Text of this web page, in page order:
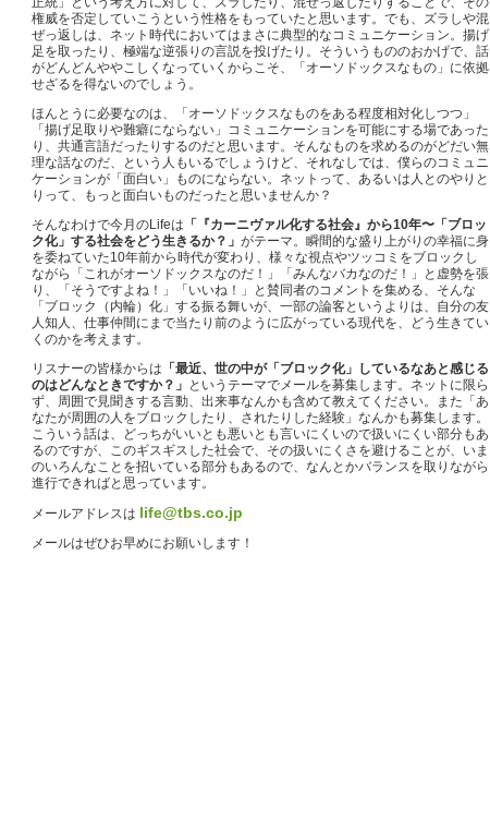
権威を否定していこうという性格をもっていたと思います。でも、ズラしや混
ぜっ返しは、ネット時代においてはまさに典型的なコミュニケーション。揚げ
足を取ったり、極端な逆張りの言説を投げたり。そういうもののおかげで、話
がどんどんややこしくなっていくからこそ、「オーソドックスなもの」に依拠
せざるを得ないのでしょう。
ほんとうに必要なのは、「オーソドックスなものをある程度相対化しつつ」
「揚げ足取りや難癖にならない」コミュニケーションを可能にする場であった
り、共通言語だったりするのだと思います。そんなものを求めるのがどだい無
理な話なのだ、という人もいるでしょうけど、それなしでは、僕らのコミュニ
ケーションが「面白い」ものにならない。ネットって、あるいは人とのやりと
りって、もっと面白いものだったと思いませんか？
そんなわけで今月のLifeは 「『カーニヴァル化する社会』から10年〜「ブロッ
ク化」する社会をどう生きるか？」 がテーマ。瞬間的な盛り上がりの幸福に身
を委ねていた10年前から時代が変わり、様々な視点やツッコミをブロックし
ながら「これがオーソドックスなのだ！」「みんなバカなのだ！」と虚勢を張
り、「そうですよね！」「いいね！」と賛同者のコメントを集める、そんな
「ブロック（内輪）化」する振る舞いが、一部の論客というよりは、自分の友
人知人、仕事仲間にまで当たり前のように広がっている現代を、どう生きてい
くのかを考えます。
リスナーの皆様からは 「最近、世の中が「ブロック化」しているなあと感じる
のはどんなときですか？」 というテーマでメールを募集します。ネットに限ら
ず、周囲で見聞きする言動、出来事なんかも含めて教えてください。また「あ
なたが周囲の人をブロックしたり、されたりした経験」なんかも募集します。
こういう話は、どっちがいいとも悪いとも言いにくいので扱いにくい部分もあ
るのですが、このギスギスした社会で、その扱いにくさを避けることが、いま
のいろんなことを招いている部分もあるので、なんとかバランスを取りながら
進行できればと思っています。
メールアドレスは life@tbs.co.jp
メールはぜひお早めにお願いします！